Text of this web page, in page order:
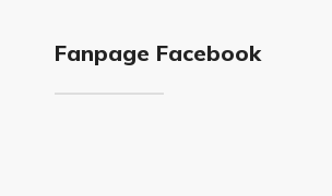
Fanpage Facebook